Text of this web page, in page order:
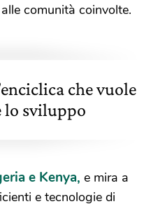
comunità coinvolte.
che vuole
lo sviluppo
e Kenya, e mira a
e tecnologie di